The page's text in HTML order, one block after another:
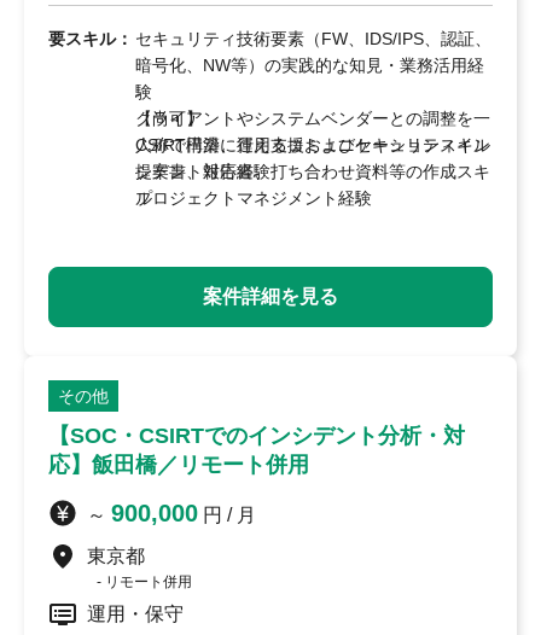
要スキル： セキュリティ技術要素（FW、IDS/IPS、認証、
暗号化、NW等）の実践的な知見・業務活用経
験
クライアントやシステムベンダーとの調整を一
人称で円滑に行えるコミュニケーションスキル
提案書、報告書、打ち合わせ資料等の作成スキ
ル
【尚可】
CSIRT構築、運用支援およびセキュリティイン
シデント対応経験
プロジェクトマネジメント経験
英語文書の読解力、または英語を用いたメー
ル・会話によるコミュニケーション力
案件詳細を見る
その他
【SOC・CSIRTでのインシデント分析・対
応】飯田橋／リモート併用
～ 900,000 円 / 月
東京都
リモート併用
運用・保守